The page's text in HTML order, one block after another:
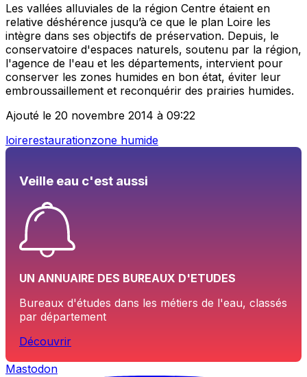
Les vallées alluviales de la région Centre étaient en
relative déshérence jusqu’à ce que le plan Loire les
intègre dans ses objectifs de préservation. Depuis, le
conservatoire d'espaces naturels, soutenu par la région,
l'agence de l'eau et les départements, intervient pour
conserver les zones humides en bon état, éviter leur
embroussaillement et reconquérir des prairies humides.
Ajouté le 20 novembre 2014 à 09:22
loirerestaurationzone humide
Veille eau c'est aussi
UN ANNUAIRE DES BUREAUX D'ETUDES
Bureaux d'études dans les métiers de l'eau, classés
par département
Découvrir
Mastodon